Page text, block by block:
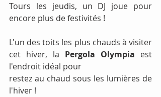
Tours les jeudis, un DJ joue pour
encore plus de festivités !
L'un des toits les plus chauds à visiter
cet hiver, la Pergola Olympia est
l'endroit idéal pour
restez au chaud sous les lumières de
l'hiver !